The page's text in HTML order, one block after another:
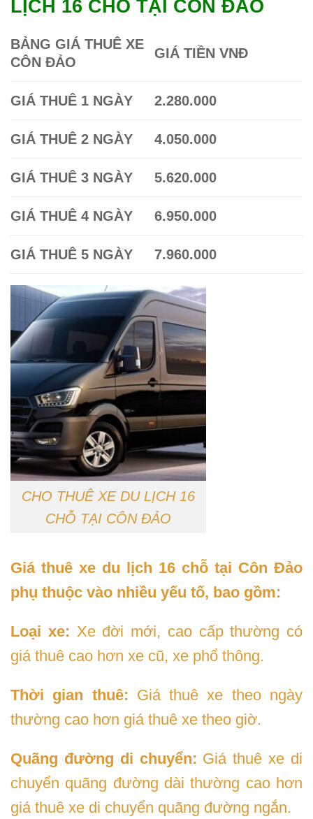
LỊCH 16 CHỖ TẠI CÔN ĐẢO
BẢNG GIÁ THUÊ XE
CÔN ĐẢO
GIÁ TIỀN VNĐ
GIÁ THUÊ 1 NGÀY 2.280.000
GIÁ THUÊ 2 NGÀY 4.050.000
GIÁ THUÊ 3 NGÀY 5.620.000
GIÁ THUÊ 4 NGÀY 6.950.000
GIÁ THUÊ 5 NGÀY 7.960.000
CHO THUÊ XE DU LỊCH 16
CHỖ TẠI CÔN ĐẢO
Giá thuê xe du lịch 16 chỗ tại Côn Đảo
phụ thuộc vào nhiều yếu tố, bao gồm:
Loại xe: Xe đời mới, cao cấp thường có
giá thuê cao hơn xe cũ, xe phổ thông.
Thời gian thuê: Giá thuê xe theo ngày
thường cao hơn giá thuê xe theo giờ.
Quãng đường di chuyển: Giá thuê xe di
chuyển quãng đường dài thường cao hơn
giá thuê xe di chuyển quãng đường ngắn.